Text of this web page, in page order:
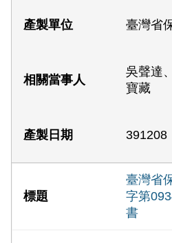
臺灣省
吳聲達
寶藏
391208
臺灣省
字第
書